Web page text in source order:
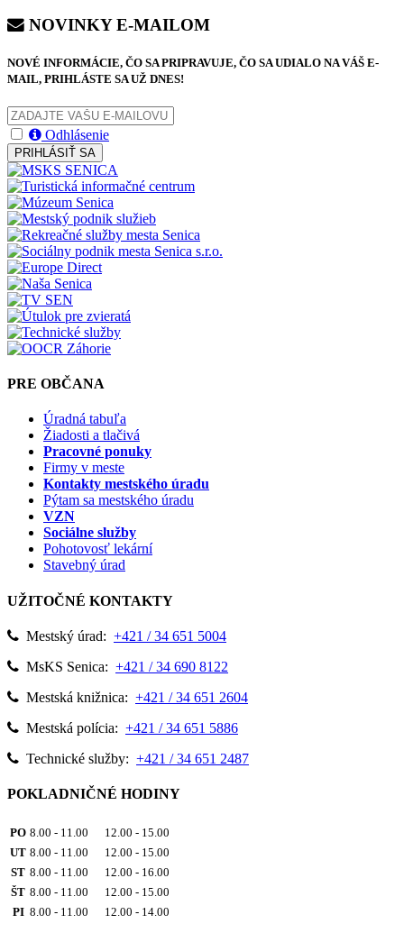
NOVINKY E-MAILOM
NOVÉ INFORMÁCIE, ČO SA PRIPRAVUJE, ČO SA UDIALO NA VÁŠ E-
MAIL, PRIHLÁSTE SA UŽ DNES!
Odhlásenie
PRIHLÁSIŤ SA
PRE OBČANA
Úradná tabuľa
Žiadosti a tlačivá
Pracovné ponuky
Firmy v meste
Kontakty mestského úradu
Pýtam sa mestského úradu
VZN
Sociálne služby
Pohotovosť lekární
Stavebný úrad
UŽITOČNÉ KONTAKTY
Mestský úrad: +421 / 34 651 5004
MsKS Senica: +421 / 34 690 8122
Mestská knižnica: +421 / 34 651 2604
Mestská polícia: +421 / 34 651 5886
Technické služby: +421 / 34 651 2487
POKLADNIČNÉ HODINY
PO 8.00 - 11.00 12.00 - 15.00
UT 8.00 - 11.00 12.00 - 15.00
ST 8.00 - 11.00 12.00 - 16.00
ŠT 8.00 - 11.00 12.00 - 15.00
PI 8.00 - 11.00 12.00 - 14.00